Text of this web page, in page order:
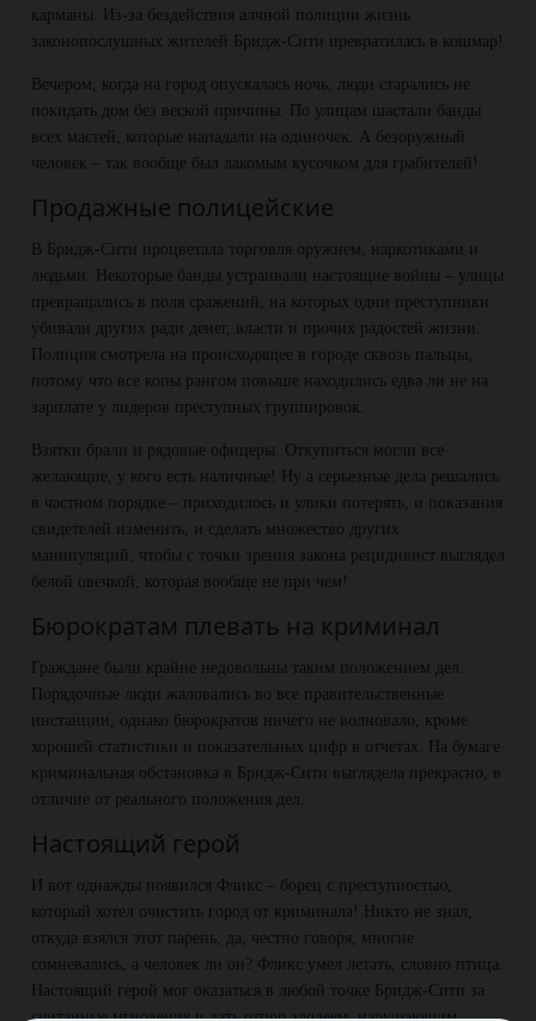
карманы. Из-за бездействия алчной полиции жизнь
законопослушных жителей Бридж-Сити превратилась в кошмар!
Вечером, когда на город опускалась ночь, люди старались не
покидать дом без веской причины. По улицам шастали банды
всех мастей, которые нападали на одиночек. А безоружный
человек – так вообще был лакомым кусочком для грабителей!
Продажные полицейские
В Бридж-Сити процветала торговля оружием, наркотиками и
людьми. Некоторые банды устраивали настоящие войны – улицы
превращались в поля сражений, на которых одни преступники
убивали других ради денег, власти и прочих радостей жизни.
Полиция смотрела на происходящее в городе сквозь пальцы,
потому что все копы рангом повыше находились едва ли не на
зарплате у лидеров преступных группировок.
Взятки брали и рядовые офицеры. Откупиться могли все
желающие, у кого есть наличные! Ну а серьезные дела решались
в частном порядке – приходилось и улики потерять, и показания
свидетелей изменить, и сделать множество других
манипуляций, чтобы с точки зрения закона рецидивист выглядел
белой овечкой, которая вообще не при чем!
Бюрократам плевать на криминал
Граждане были крайне недовольны таким положением дел.
Порядочные люди жаловались во все правительственные
инстанции, однако бюрократов ничего не волновало, кроме
хорошей статистики и показательных цифр в отчетах. На бумаге
криминальная обстановка в Бридж-Сити выглядела прекрасно, в
отличие от реального положения дел.
Настоящий герой
И вот однажды появился Фликс – борец с преступностью,
который хотел очистить город от криминала! Никто не знал,
откуда взялся этот парень, да, честно говоря, многие
сомневались, а человек ли он? Фликс умел летать, словно птица.
Настоящий герой мог оказаться в любой точке Бридж-Сити за
считанные мгновения и дать отпор злодеям, нарушающим